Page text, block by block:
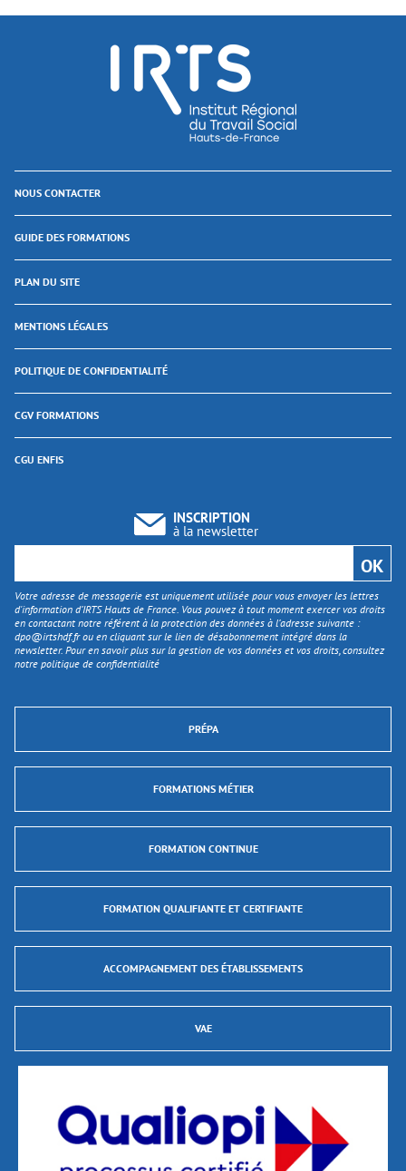
NOUS CONTACTER
GUIDE DES FORMATIONS
PLAN DU SITE
MENTIONS LÉGALES
POLITIQUE DE CONFIDENTIALITÉ
CGV FORMATIONS
CGU ENFIS
INSCRIPTION
à la newsletter
Votre adresse de messagerie est uniquement utilisée pour vous envoyer les lettres
d'information d’IRTS Hauts de France. Vous pouvez à tout moment exercer vos droits
en contactant notre référent à la protection des données à l’adresse suivante :
dpo@irtshdf.frou en cliquant sur le lien de désabonnement intégré dans la
newsletter. Pour en savoir plus sur la gestion de vos données et vos droits, consultez
notre politique de confidentialité
PRÉPA
FORMATIONS MÉTIER
FORMATION CONTINUE
FORMATION QUALIFIANTE ET CERTIFIANTE
ACCOMPAGNEMENT DES ÉTABLISSEMENTS
VAE